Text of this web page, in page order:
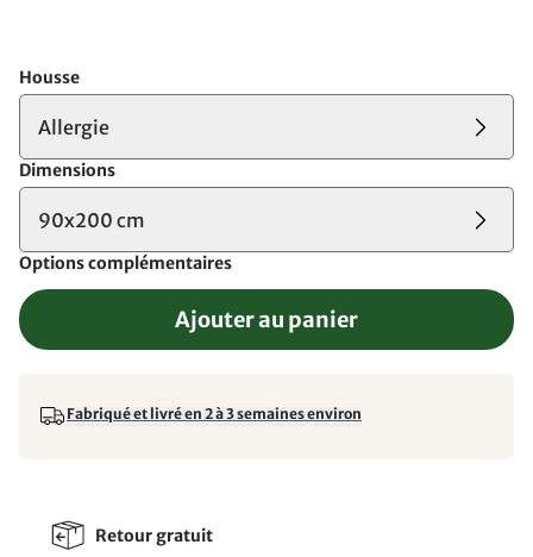
Housse
Allergie
Dimensions
90x200 cm
Options complémentaires
Ajouter au panier
Fabriqué et livré en 2 à 3 semaines environ
Retour gratuit